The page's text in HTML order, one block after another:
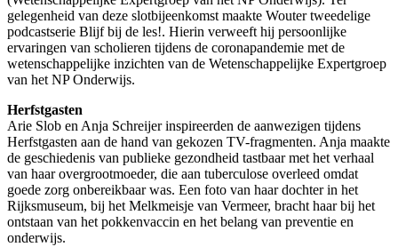
gelegenheid van deze slotbijeenkomst maakte Wouter tweedelige
podcastserie Blijf bij de les!. Hierin verweeft hij persoonlijke
ervaringen van scholieren tijdens de coronapandemie met de
wetenschappelijke inzichten van de Wetenschappelijke Expertgroep
van het NP Onderwijs.
Herfstgasten
Arie Slob en Anja Schreijer inspireerden de aanwezigen tijdens
Herfstgasten aan de hand van gekozen TV-fragmenten. Anja maakte
de geschiedenis van publieke gezondheid tastbaar met het verhaal
van haar overgrootmoeder, die aan tuberculose overleed omdat
goede zorg onbereikbaar was. Een foto van haar dochter in het
Rijksmuseum, bij het Melkmeisje van Vermeer, bracht haar bij het
ontstaan van het pokkenvaccin en het belang van preventie en
onderwijs.